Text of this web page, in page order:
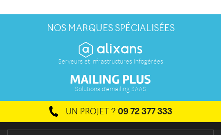
NOS MARQUES SPÉCIALISÉES
Serveurs et Infrastructures infogérées
Solutions d'emailing SAAS
UN PROJET ? 09 72 377 333